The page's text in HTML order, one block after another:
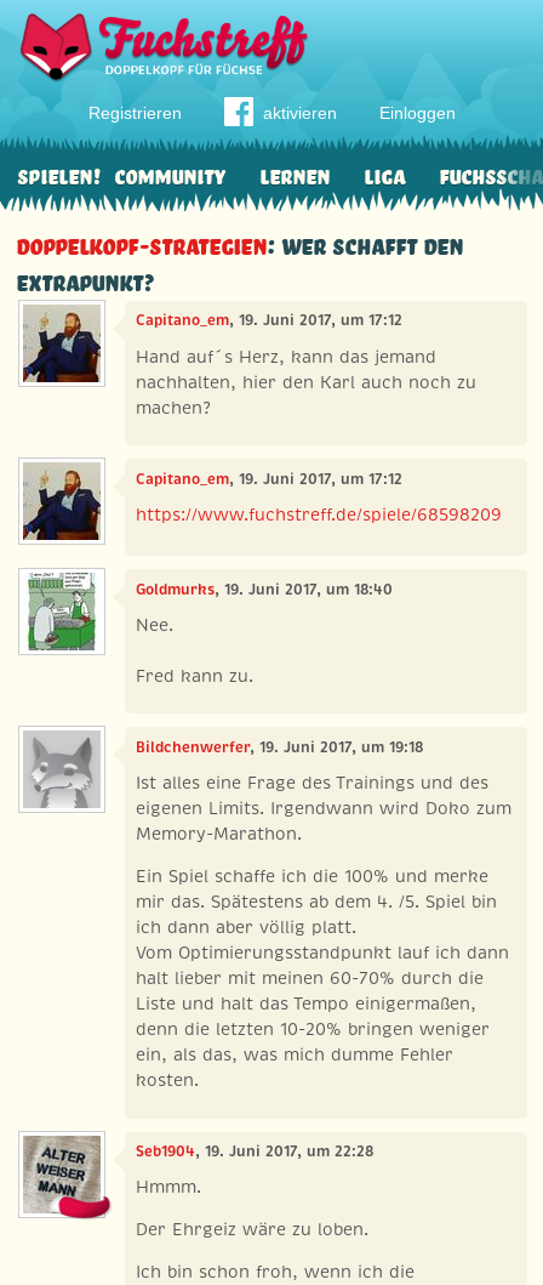
Registrieren aktivieren Einloggen
Community Lernen Liga
Spielen!
Doppelkopf-Strategien: Wer schafft den
Extrapunkt?
Capitano_em, 19. Juni 2017, um 17:12
Hand auf´s Herz, kann das jemand
nachhalten, hier den Karl auch noch zu
machen?
Capitano_em, 19. Juni 2017, um 17:12
https://www.fuchstreff.de/spiele/68598209
Goldmurks, 19. Juni 2017, um 18:40
Nee.
Fred kann zu.
Bildchenwerfer, 19. Juni 2017, um 19:18
Ist alles eine Frage des Trainings und des
eigenen Limits. Irgendwann wird Doko zum
Memory-Marathon.
Ein Spiel schaffe ich die 100% und merke
mir das. Spätestens ab dem 4. /5. Spiel bin
ich dann aber völlig platt.
Vom Optimierungsstandpunkt lauf ich dann
halt lieber mit meinen 60-70% durch die
Liste und halt das Tempo einigermaßen,
denn die letzten 10-20% bringen weniger
ein, als das, was mich dumme Fehler
kosten.
Seb1904, 19. Juni 2017, um 22:28
Hmmm.
Der Ehrgeiz wäre zu loben.
Ich bin schon froh, wenn ich die